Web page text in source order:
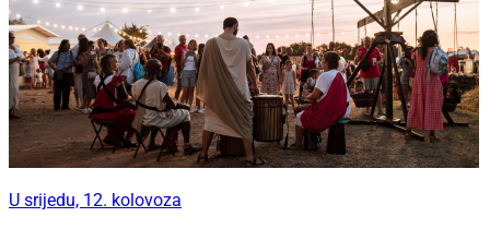
U srijedu, 12. kolovoza